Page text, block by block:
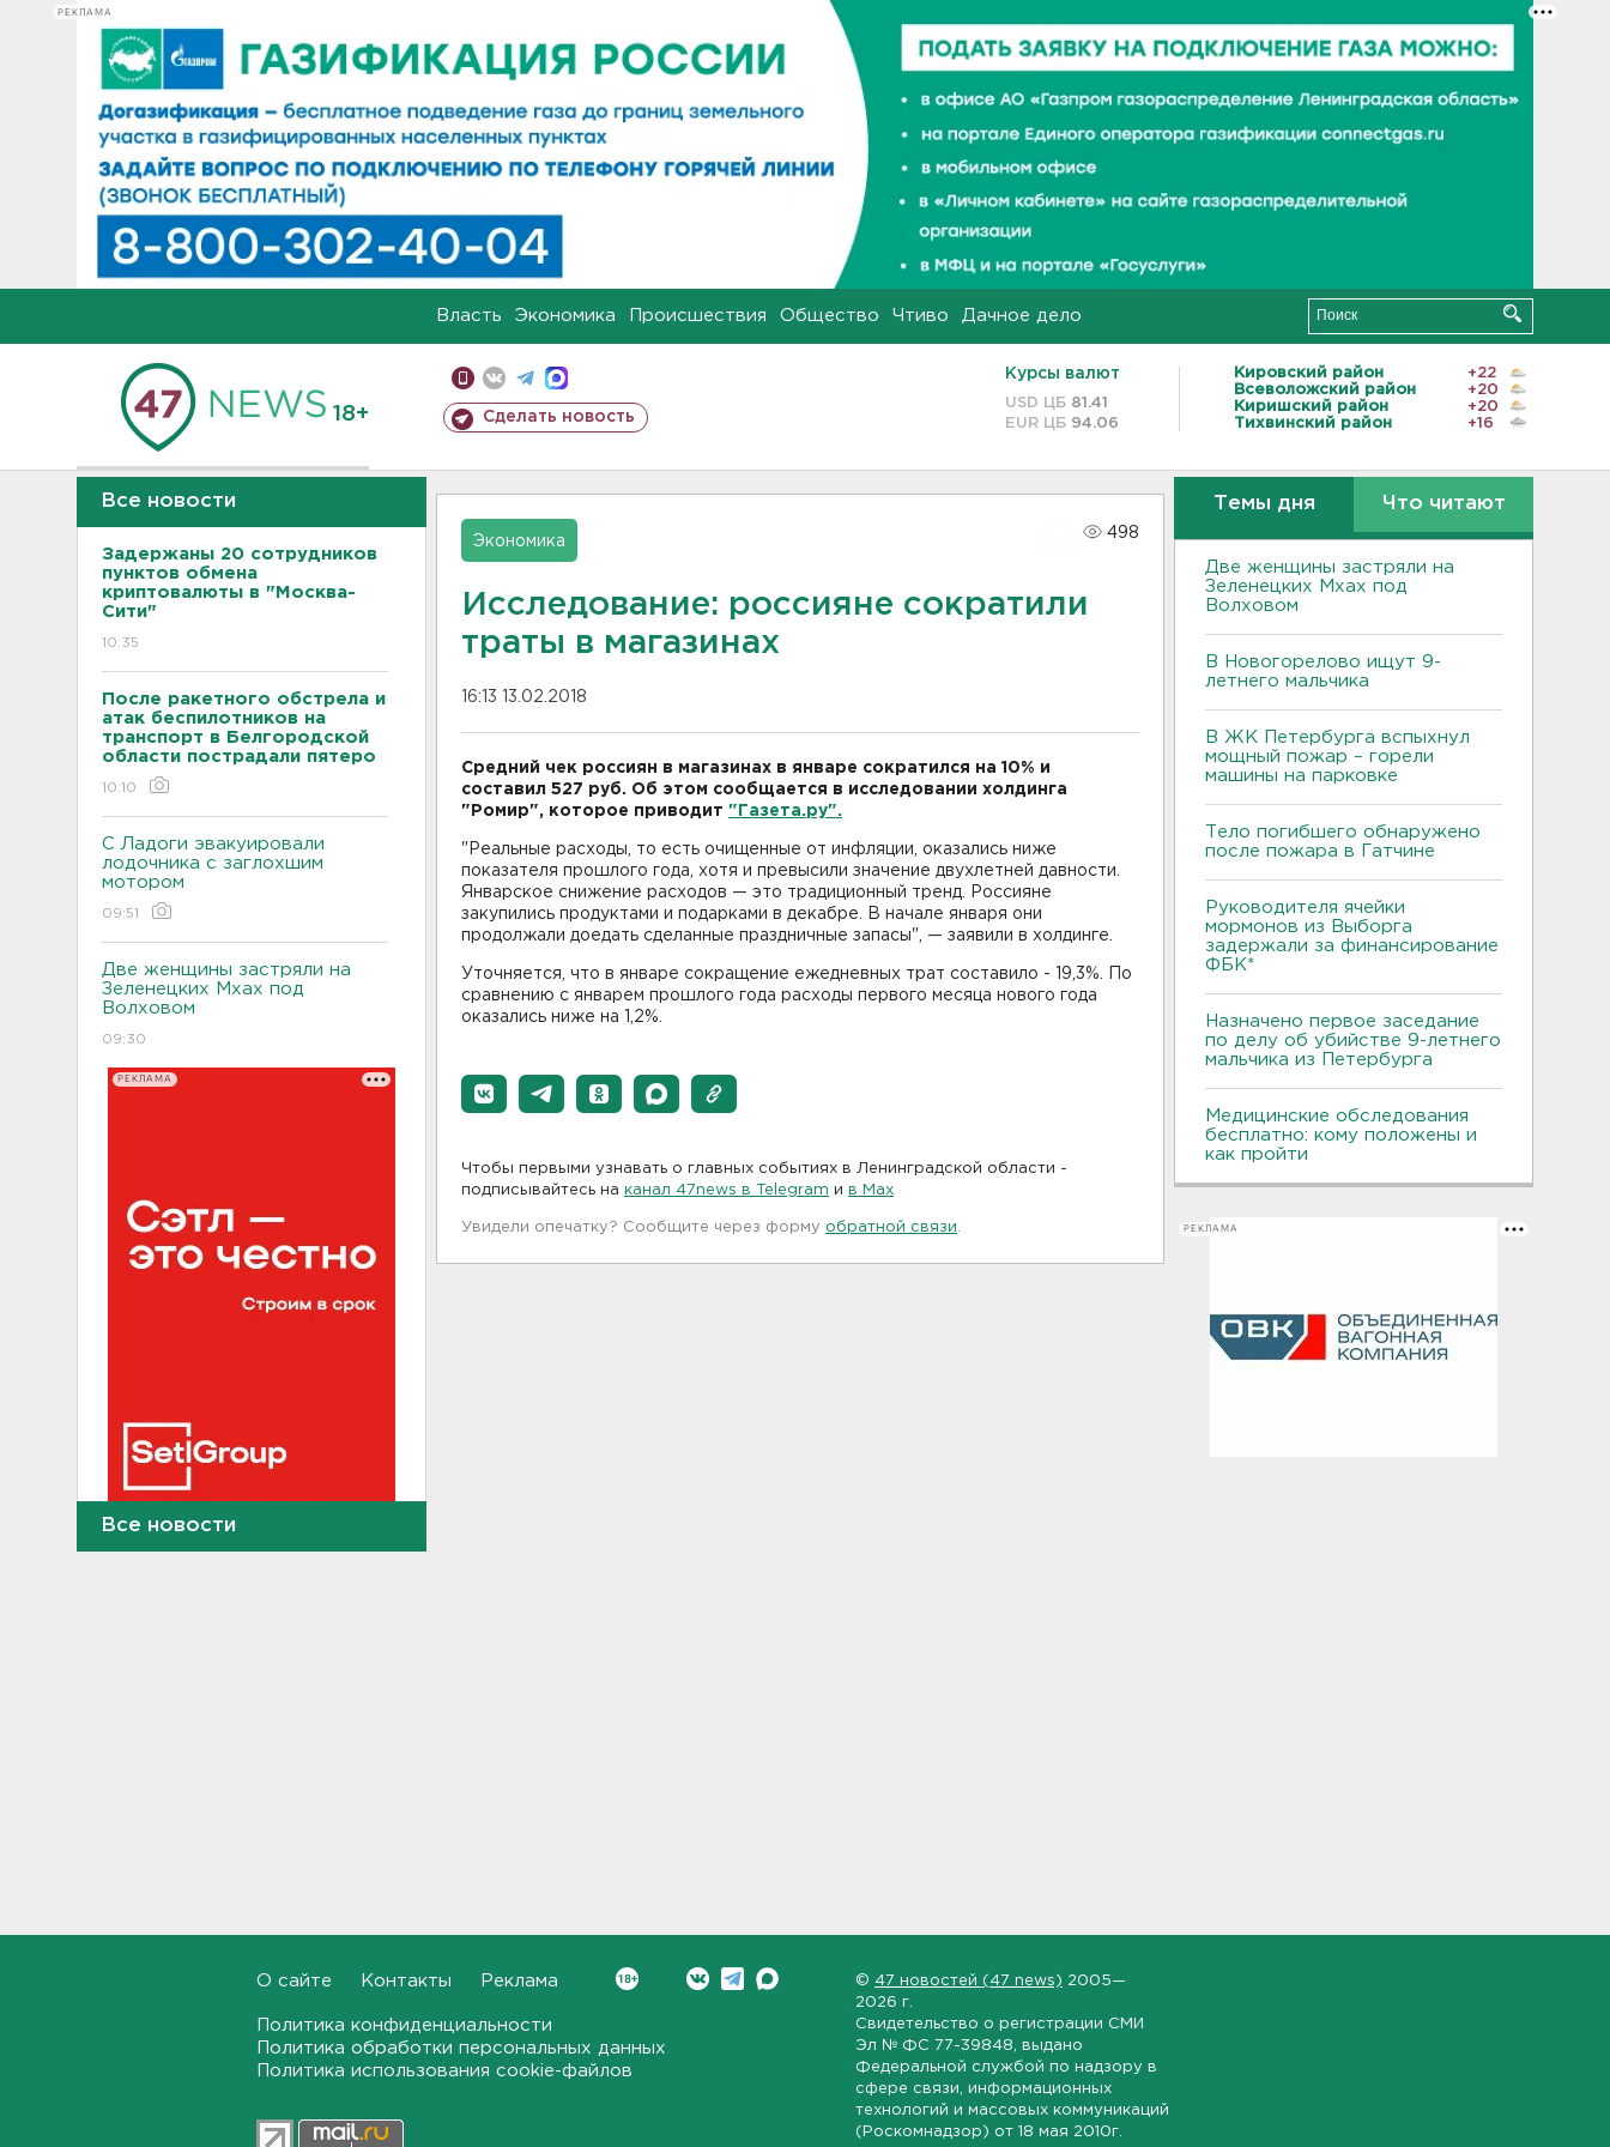
РЕКЛАМА
Власть Экономика Происшествия Общество Чтиво Дачное дело
18+ Сделать новость
Курсы валют
USD ЦБ 81.41
EUR ЦБ 94.06
Кировский район
+22
Всеволожский район
+20
Киришский район
+20
Тихвинский район
+16
Все новости
Задержаны 20 сотрудников
пунктов обмена
криптовалюты в "Москва-
Сити"
10:35
После ракетного обстрела и
атак беспилотников на
транспорт в Белгородской
области пострадали пятеро
10:10
С Ладоги эвакуировали
лодочника с заглохшим
мотором
09:51
Две женщины застряли на
Зеленецких Мхах под
Волховом
09:30
РЕКЛАМА
Таиланде произошла
загорелся в Екатеринбурге
Все новости
Экономика
498
Исследование: россияне сократили
траты в магазинах
16:13 13.02.2018
Средний чек россиян в магазинах в январе сократился на 10% и
составил 527 руб. Об этом сообщается в исследовании холдинга
"Ромир", которое приводит "Газета.ру".
"Реальные расходы, то есть очищенные от инфляции, оказались ниже
показателя прошлого года, хотя и превысили значение двухлетней давности.
Январское снижение расходов — это традиционный тренд. Россияне
закупились продуктами и подарками в декабре. В начале января они
продолжали доедать сделанные праздничные запасы", — заявили в холдинге.
Уточняется, что в январе сокращение ежедневных трат составило - 19,3%. По
сравнению с январем прошлого года расходы первого месяца нового года
оказались ниже на 1,2%.
Чтобы первыми узнавать о главных событиях в Ленинградской области -
подписывайтесь на канал 47news в Telegram и в Maх
Увидели опечатку? Сообщите через форму обратной связи
Темы дня Что читают
Две женщины застряли на
Зеленецких Мхах под
Волховом
В Новогорелово ищут 9-
летнего мальчика
В ЖК Петербурга вспыхнул
мощный пожар – горели
машины на парковке
Тело погибшего обнаружено
после пожара в Гатчине
Руководителя ячейки
мормонов из Выборга
задержали за финансирование
ФБК*
Назначено первое заседание
по делу об убийстве 9-летнего
мальчика из Петербурга
Медицинские обследования
бесплатно: кому положены и
как пройти
РЕКЛАМА
О сайте Контакты Реклама
Политика конфиденциальности
Политика обработки персональных данных
Политика использования cookie-файлов
© 47 новостей (47 news) 2005—
2026 г.
Свидетельство о регистрации СМИ
Эл № ФС 77-39848 , выдано
Федеральной службой по надзору в
сфере связи, информационных
технологий и массовых коммуникаций
(Роскомнадзор) от 18 мая 2010г.